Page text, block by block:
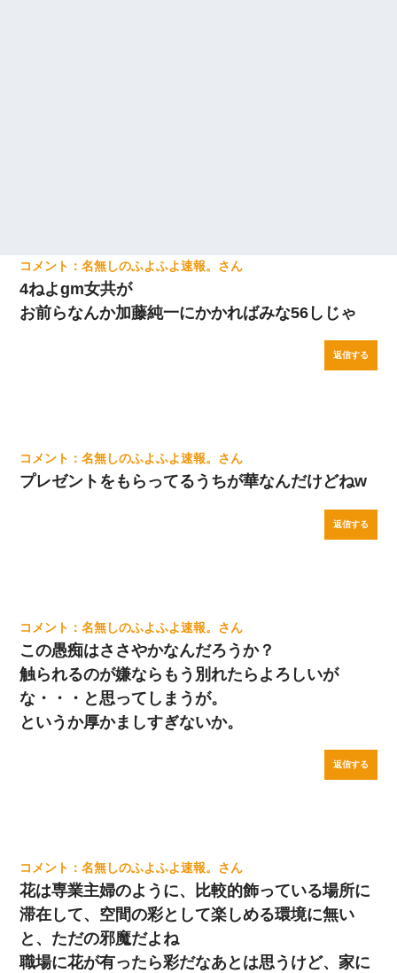
名無しのふよふよ速報。
4ねよgm女共が
お前らなんか加藤純一にかかればみな56しじゃ
返信する
名無しのふよふよ速報。
プレゼントをもらってるうちが華なんだけどねw
返信する
名無しのふよふよ速報。
この愚痴はささやかなんだろうか？
触られるのが嫌ならもう別れたらよろしいが
な・・・と思ってしまうが。
というか厚かましすぎないか。
返信する
名無しのふよふよ速報。
花は専業主婦のように、比較的飾っている場所に
滞在して、空間の彩として楽しめる環境に無い
と、ただの邪魔だよね
職場に花が有ったら彩だなあとは思うけど、家に